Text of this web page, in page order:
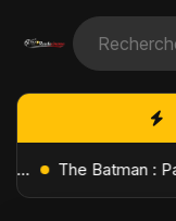
L'Âge de Glace : Le Réveil du Volcan – Manny, Sid et Diego de retour pour une aventure explosive